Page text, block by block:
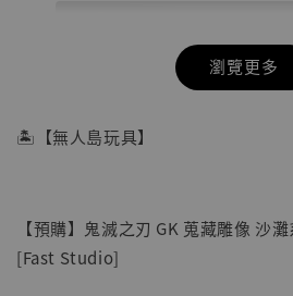
瀏覽更多
🏝【無人島玩具】
【預購】鬼滅之刃 GK 蒐藏雕像 沙
[Fast Studio]